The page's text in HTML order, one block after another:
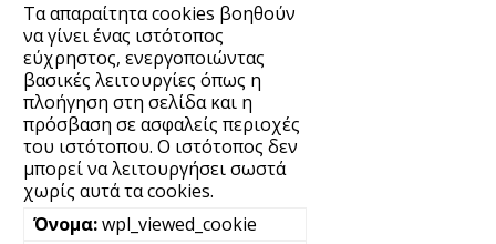
Τα απαραίτητα cookies βοηθούν
να γίνει ένας ιστότοπος
εύχρηστος, ενεργοποιώντας
βασικές λειτουργίες όπως η
πλοήγηση στη σελίδα και η
πρόσβαση σε ασφαλείς περιοχές
του ιστότοπου. Ο ιστότοπος δεν
μπορεί να λειτουργήσει σωστά
χωρίς αυτά τα cookies.
wpl_viewed_cookie